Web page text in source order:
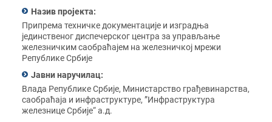
Назив пројекта:
Припрема техничке документације и изградња
јединственог диспечерског центра за управљање
железничким саобраћајем на железничкој мрежи
Републике Србије
Јавни наручилац:
Влада Републике Србије, Министарство грађевинарства,
саобраћаја и инфраструктуре, ”Инфраструктура
железнице Србије“ а.д.